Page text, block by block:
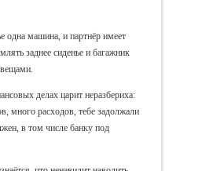
одна машина, и партнёр имеет
заднее сиденье и багажник
делах царит неразбериха:
много расходов, тебе задолжали
в том числе банку под